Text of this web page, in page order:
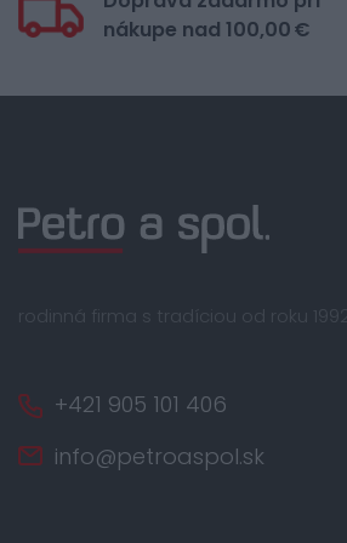
nákupe nad 100,00 €
rodinná firma s tradíciou od roku 1992
+421 905 101 406
info@petroaspol.sk